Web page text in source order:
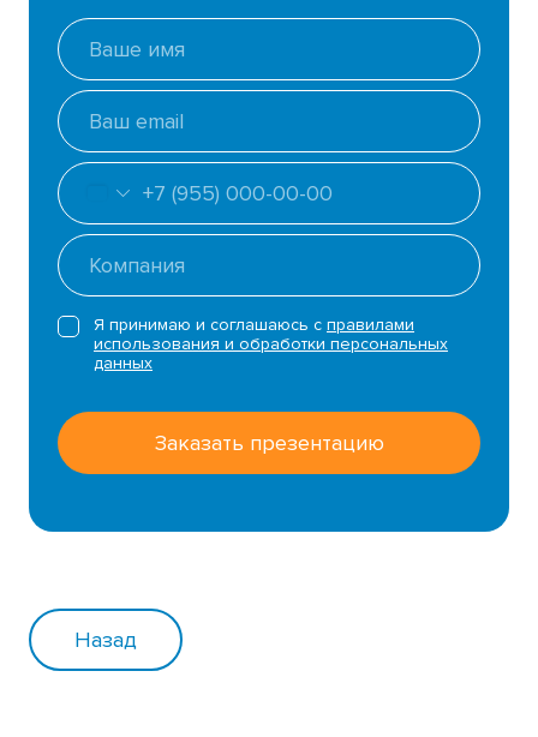
Я принимаю и соглашаюсь с правилами
использования и обработки персональных
данных
Заказать презентацию
Назад